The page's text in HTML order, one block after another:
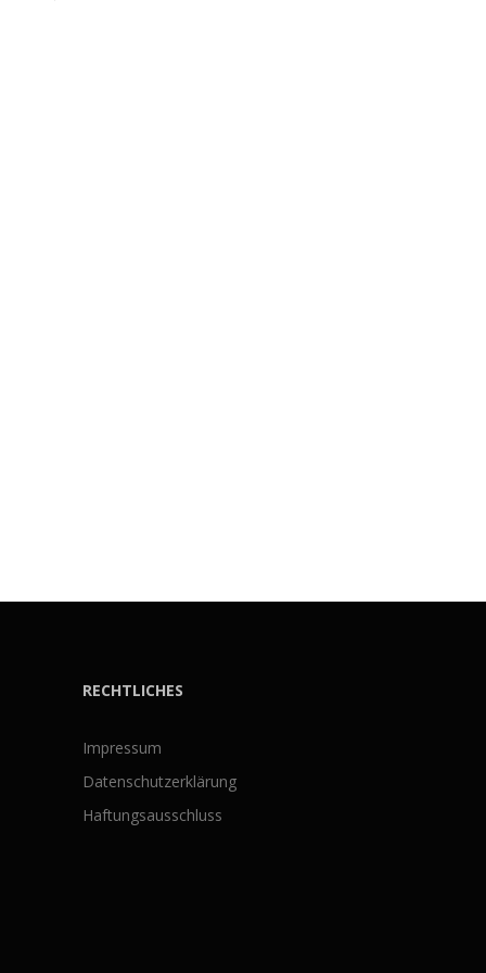
RECHTLICHES
Impressum
Datenschutzerklärung
Haftungsausschluss